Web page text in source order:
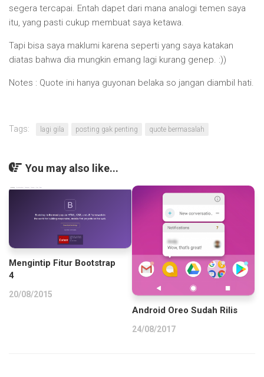
segera tercapai. Entah dapet dari mana analogi temen saya
itu, yang pasti cukup membuat saya ketawa.
Tapi bisa saya maklumi karena seperti yang saya katakan
diatas bahwa dia mungkin emang lagi kurang genep. :))
Notes : Quote ini hanya guyonan belaka so jangan diambil hati.
Tags: lagi gila posting gak penting quote bermasalah
You may also like...
Mengintip Fitur Bootstrap
4
20/08/2015
Android Oreo Sudah Rilis
24/08/2017